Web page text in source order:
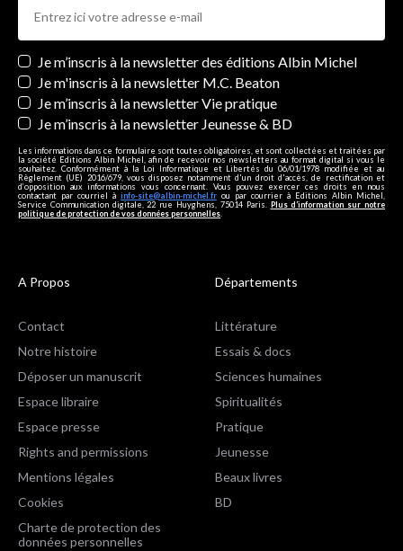
Newsletters
Je m’inscris à la newsletter des éditions Albin Michel
Je m'inscris à la newsletter M.C. Beaton
Je m’inscris à la newsletter Vie pratique
Je m’inscris à la newsletter Jeunesse & BD
Les informations dans ce formulaire sont toutes obligatoires, et sont collectées et traitées par
la société Editions Albin Michel, afin de recevoir nos newsletters au format digital si vous le
souhaitez. Conformément à la Loi Informatique et Libertés du 06/01/1978 modifiée et au
Règlement (UE) 2016/679, vous disposez notamment d'un droit d'accès, de rectification et
d’opposition aux informations vous concernant. Vous pouvez exercer ces droits en nous
contactant par courriel à info-site@albin-michel.fr ou par courrier à Editions Albin Michel,
Service Communication digitale, 22 rue Huyghens, 75014 Paris. Plus d’information sur notre
politique de protection de vos données personnelles
A Propos
Contact
Notre histoire
Déposer un manuscrit
Espace libraire
Espace presse
Rights and permissions
Mentions légales
Cookies
Charte de protection des
données personnelles
Départements
Littérature
Essais & docs
Sciences humaines
Spiritualités
Pratique
Jeunesse
Beaux livres
BD